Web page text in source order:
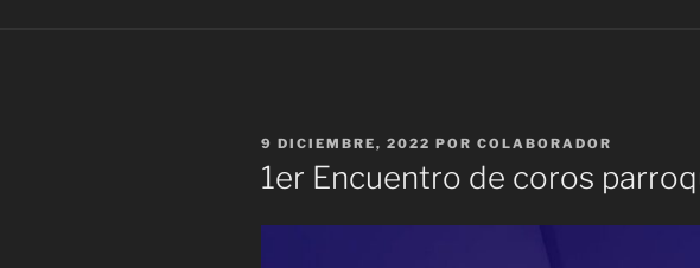
PUBLICADO
EL
9 DICIEMBRE, 2022 POR COLABORADOR
1er Encuentro de coros